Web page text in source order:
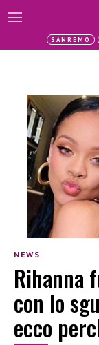
SANREMO
NEWS
Rihanna
con lo
ecco